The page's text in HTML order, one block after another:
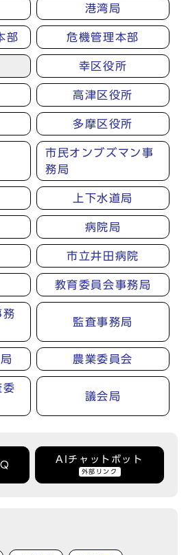
港湾局
部 危機管理本部
幸区役所
高津区役所
多摩区役所
市民オンブズマン事
務局
上下水道局
病院局
市立井田病院
教育委員会事務局
務
監査事務局
農業委員会
委
議会局
AIチャットボット
外部リンク